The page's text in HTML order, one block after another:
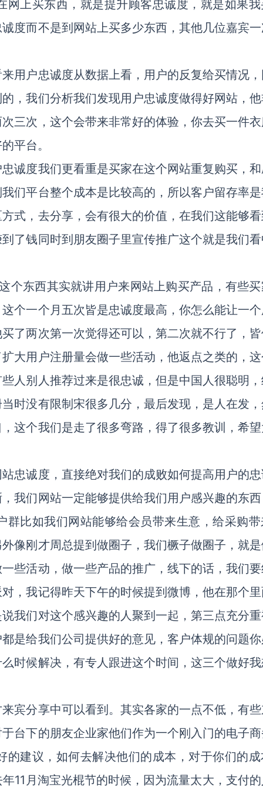
上买东西，就是提升顾客忠诚度，就是如果
度而不是到网站上买多少东西，其他几位嘉宾
用户忠诚度从数据上看，用户的反复给买情况
，我们分析我们发现用户忠诚度做得好网站，
三次，这个会带来非常好的体验，你去买一件
平台。
诚度我们更看重是买家在这个网站重复购买，
们平台整个成本是比较高的，所以客户留存率
式，去分享，会有很大的价值，在我们这能够
了钱同时到朋友圈子里宣传推广这个就是我们
个东西其实就讲用户来网站上购买产品，有些
个一个月五次皆是忠诚度最高，你怎么能让一
了两次第一次觉得还可以，第二次就不行了，
大用户注册量会做一些活动，他返点之类的，
人别人推荐过来是很忠诚，但是中国人很聪明
时没有限制宋很多几分，最后发现，是人在发
这个我们是走了很多弯路，得了很多教训，希
忠诚度，直接绝对我们的成败如何提高用户的
我们网站一定能够提供给我们用户感兴趣的东
比如我们网站能够给会员带来生意，给采购
像刚才周总提到做圈子，我们橛子做圈子，就
些活动，做一些产品的推广，线下的话，我们
，我记得昨天下午的时候提到微博，他在那个
我们对这个感兴趣的人聚到一起，第三点充分
是给我们公司提供好的意见，客户体规的问题
时候解决，有专人跟进这个时间，这三个做好
宾分享中可以看到。其实各家的一点不低，有
台下的朋友企业家他们作为一个刚入门的电子
建议，如何去解决他们的成本，对于你们的
11月淘宝光棍节的时候，因为流量太大，支付